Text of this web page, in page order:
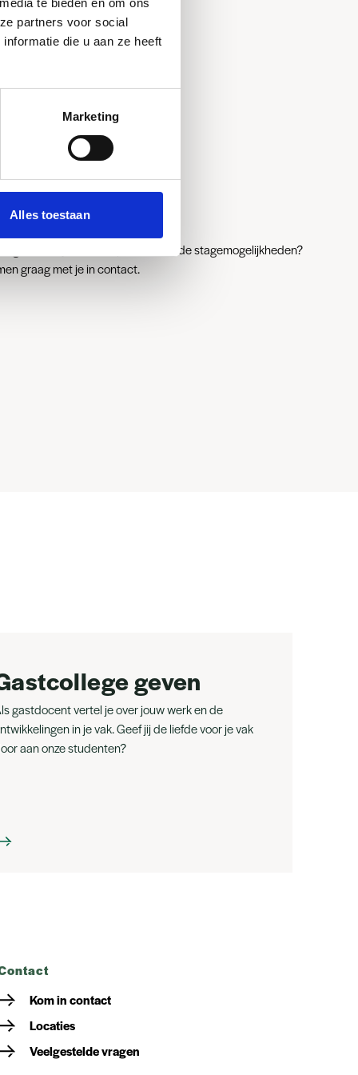
partners voor social
die u aan ze heeft
Marketing
Alles toestaan
wil je
of wil je met ons praten over de stagemogelijkheden?
graag met je in contact.
geven
gastdocent vertel je over jouw werk en de
in je vak. Geef jij de liefde voor je vak
aan onze studenten?
contact
Kom in contact
Locaties
Veelgestelde vragen